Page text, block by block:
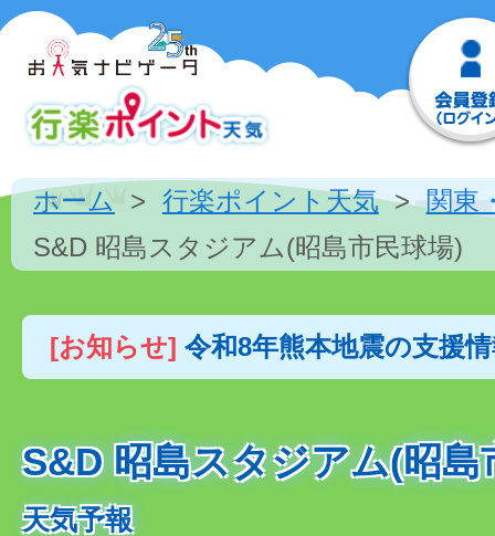
ホーム 行楽ポイント天気
関東
S&D 昭島スタジアム(昭島市民球場)
[お知らせ] 令和8年熊本地震の支援
S&D 昭島スタジアム(昭島
天気予報